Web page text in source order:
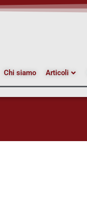
Chi siamo Articoli